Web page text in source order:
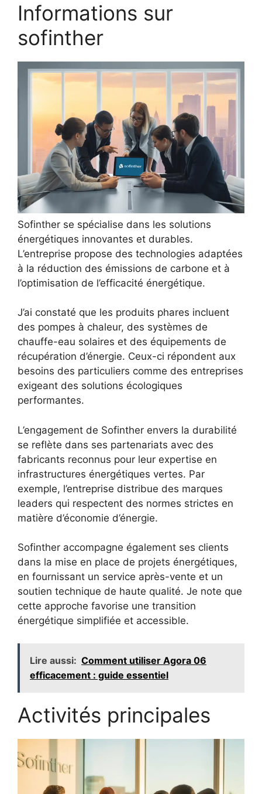
Informations sur
sofinther
Sofinther se spécialise dans les solutions
énergétiques innovantes et durables.
L’entreprise propose des technologies adaptées
à la réduction des émissions de carbone et à
l’optimisation de l’efficacité énergétique.
J’ai constaté que les produits phares incluent
des pompes à chaleur, des systèmes de
chauffe-eau solaires et des équipements de
récupération d’énergie. Ceux-ci répondent aux
besoins des particuliers comme des entreprises
exigeant des solutions écologiques
performantes.
L’engagement de Sofinther envers la durabilité
se reflète dans ses partenariats avec des
fabricants reconnus pour leur expertise en
infrastructures énergétiques vertes. Par
exemple, l’entreprise distribue des marques
leaders qui respectent des normes strictes en
matière d’économie d’énergie.
Sofinther accompagne également ses clients
dans la mise en place de projets énergétiques,
en fournissant un service après-vente et un
soutien technique de haute qualité. Je note que
cette approche favorise une transition
énergétique simplifiée et accessible.
Lire aussi: Comment utiliser Agora 06
efficacement : guide essentiel
Activités principales